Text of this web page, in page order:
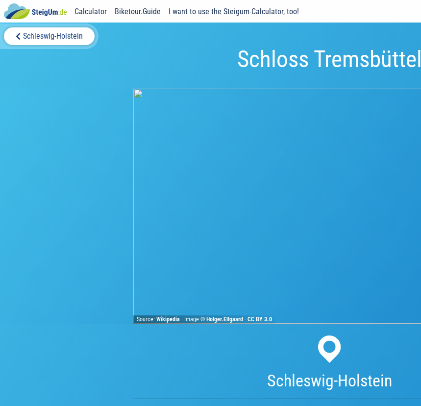
Calculator Biketour.Guide I want to use the Steigum-Calculator, too!
Schleswig-Holstein
Schloss Tremsbüttel
Source:Wikipedia · Image ©Holger.Ellgaard ·CC BY 3.0
Schleswig-Holstein